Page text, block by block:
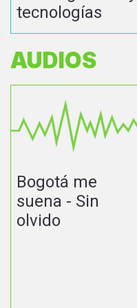
tecnologías
AUDIOS
Bogotá me
suena - Sin
olvido